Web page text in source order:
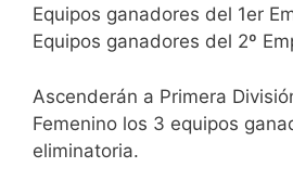
Equipos ganadores del 1er
Equipos ganadores del 2º
Ascenderán a Primera
Femenino los 3 equipos
eliminatoria.